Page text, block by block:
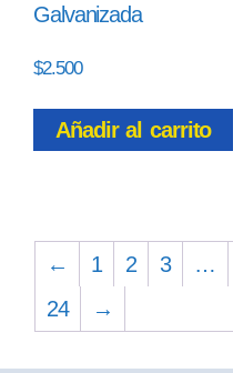
Galvanizada
$2.500
Añadir al carrito
← 1 2 3 …
24
→